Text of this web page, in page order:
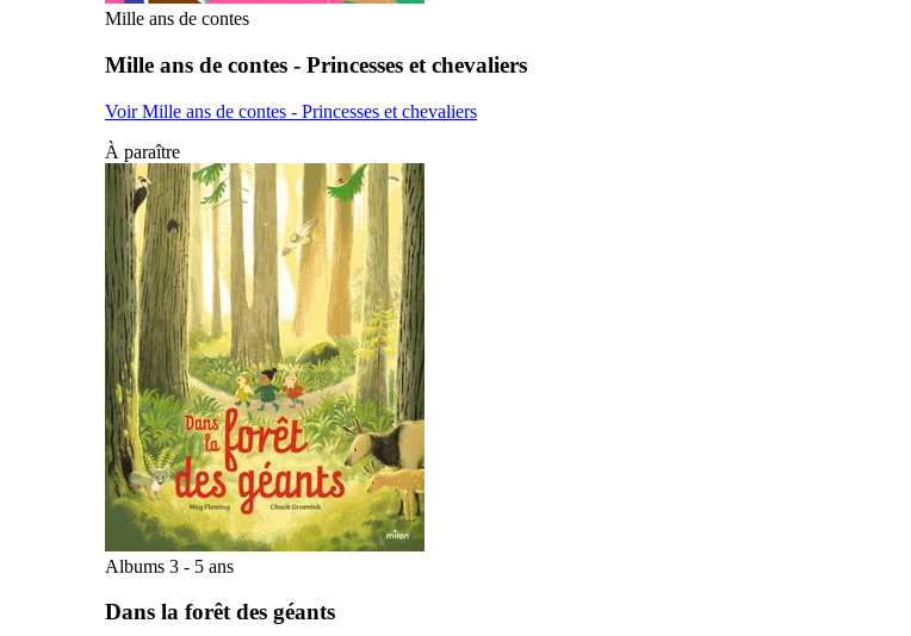
Mille ans de contes
Mille ans de contes - Princesses et chevaliers
Voir Mille ans de contes - Princesses et chevaliers
À paraître
Albums 3 - 5 ans
Dans la forêt des géants